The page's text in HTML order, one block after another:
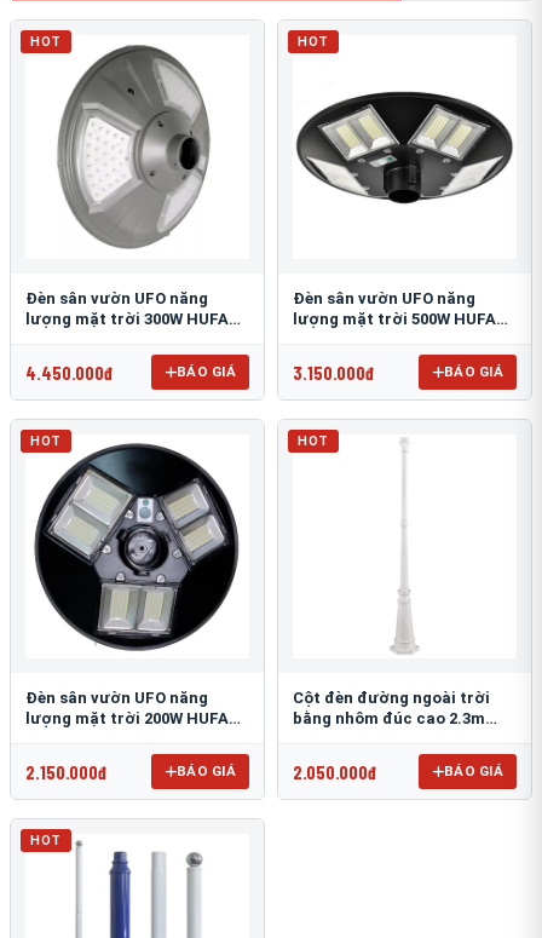
HOT
Đèn sân vườn UFO năng
lượng mặt trời 300W HUFA
4.450.000đ BÁO GIÁ
HOT
Đèn sân vườn UFO năng
lượng mặt trời 500W HUFA
3.150.000đ BÁO GIÁ
HOT
Đèn sân vườn UFO năng
lượng mặt trời 200W HUFA
2.150.000đ BÁO GIÁ
HOT
Cột đèn đường ngoài trời
bằng nhôm đúc cao 2.3m
2.050.000đ BÁO GIÁ
HOT